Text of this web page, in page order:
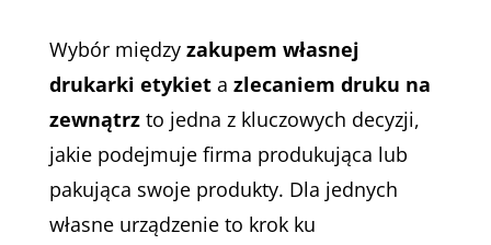
Wybór między zakupem własnej
drukarki etykieta zlecaniem druku na
zewnątrzto jedna z kluczowych decyzji,
jakie podejmuje firma produkująca lub
pakująca swoje produkty. Dla jednych
własne urządzenie to krok ku